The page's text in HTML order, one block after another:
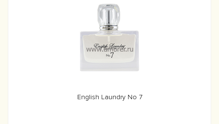
English Laundry No 7